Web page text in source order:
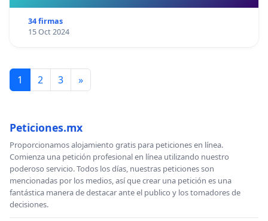
34 firmas
15 Oct 2024
1 2 3 »
Peticiones.mx
Proporcionamos alojamiento gratis para peticiones en línea.
Comienza una petición profesional en línea utilizando nuestro
poderoso servicio. Todos los días, nuestras peticiones son
mencionadas por los medios, así que crear una petición es una
fantástica manera de destacar ante el publico y los tomadores de
decisiones.